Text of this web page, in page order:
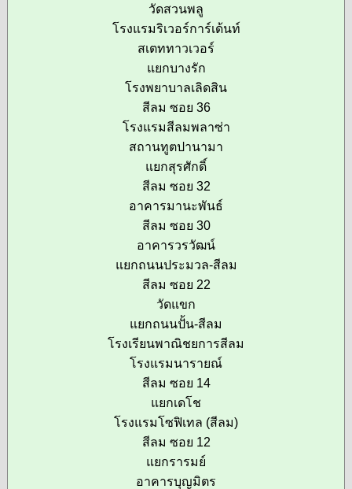
วัดสวนพลู
โรงแรมริเวอร์การ์เด้นท์
สเตททาวเวอร์
แยกบางรัก
โรงพยาบาลเลิดสิน
สีลม ซอย 36
โรงแรมสีลมพลาซ่า
สถานทูตปานามา
แยกสุรศักดิ์
สีลม ซอย 32
อาคารมานะพันธ์
สีลม ซอย 30
อาคารวรวัฒน์
แยกถนนประมวล-สีลม
สีลม ซอย 22
วัดแขก
แยกถนนปั้น-สีลม
โรงเรียนพาณิชยการสีลม
โรงแรมนารายณ์
สีลม ซอย 14
แยกเดโช
โรงแรมโซฟิเทล (สีลม)
สีลม ซอย 12
แยกรารมย์
อาคารบุญมิตร